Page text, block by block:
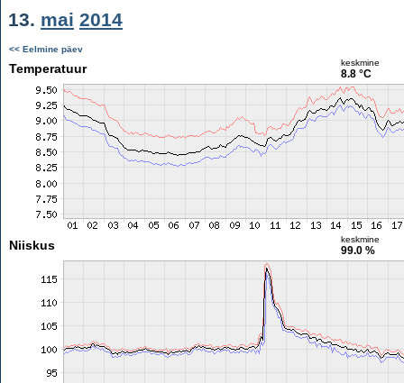
13. mai 2014
<< Eelmine päev
Temperatuur keskmine
8.8 °C
Niiskus keskmine
99.0 %